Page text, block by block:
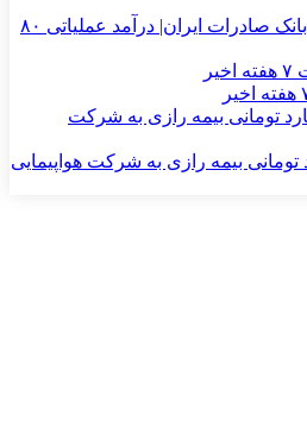
تغییر مثبت در عملکرد مالی بانک صادرات ایران| درآمد عملیاتی ۸۰
۵۰۰ میلیارد تومانی بیمه رازی به شرکت هواپیمایی